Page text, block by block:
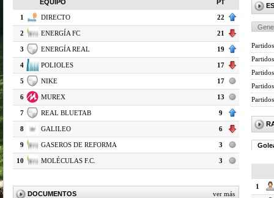
EQUIPO PT
1 DIRECTO 22
2 ENERGÍA FC 21
3 ENERGÍA REAL 19
4 POLIOLES 17
5 NIKE 17
6 MUREX 13
7 REAL BLUETAB 9
8 GALILEO 6
9 GASEROS DE REFORMA 3
10 MOLÉCULAS F.C. 3
DOCUMENTOS ver más
Partidos
1